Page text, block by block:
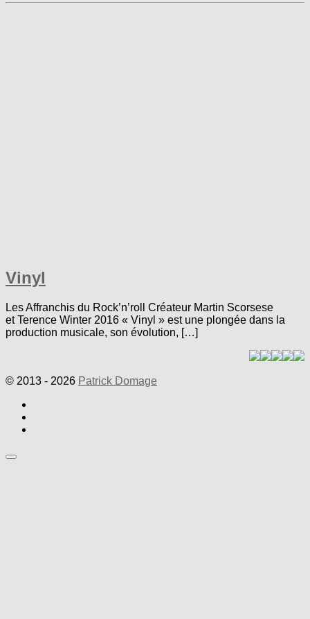
Vinyl
Les Affranchis du Rock’n’roll Créateur Martin Scorsese
et Terence Winter 2016 « Vinyl » est une plongée dans la
production musicale, son évolution, […]
© 2013 - 2026 Patrick Domage